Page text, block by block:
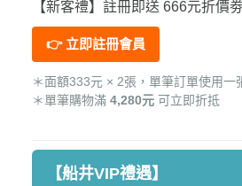
👉 立即註冊會員
＊面額333元 × 2張，單筆訂單使用一張
＊單筆購物滿4,280元可立即折抵
【船井VIP禮遇】